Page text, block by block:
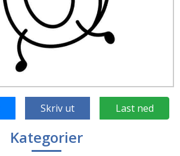
Skriv ut Last ned
Kategorier